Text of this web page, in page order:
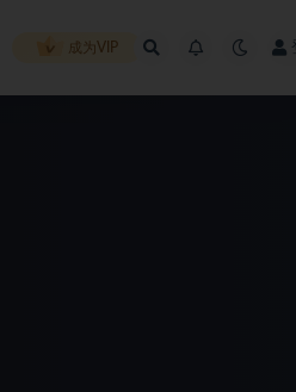
成为VIP